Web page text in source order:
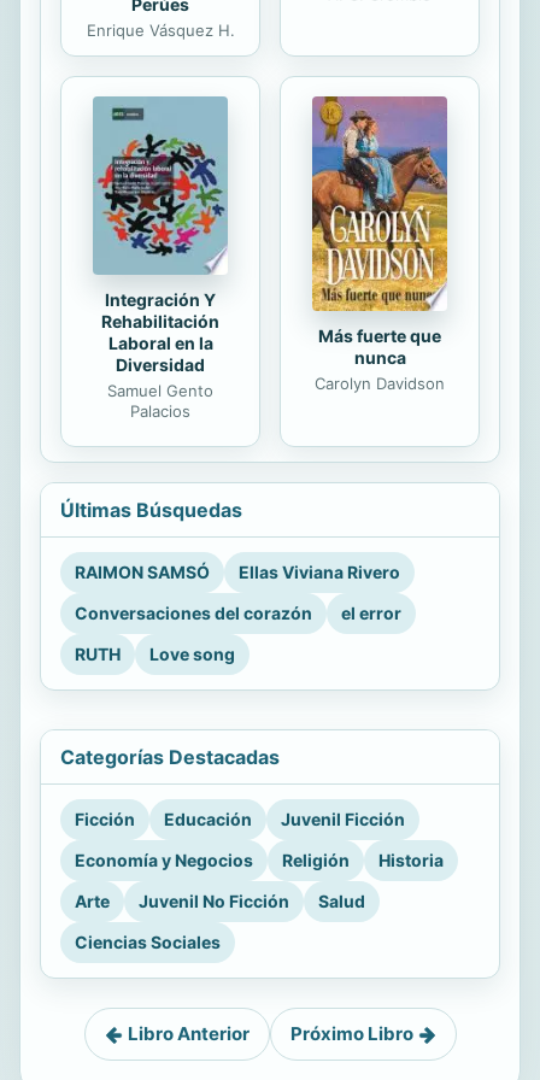
Perúes
Enrique Vásquez H.
Integración Y
Rehabilitación
Laboral en la
Diversidad
Samuel Gento
Palacios
Más fuerte que
nunca
Carolyn Davidson
Últimas Búsquedas
RAIMON SAMSÓ
Ellas Viviana Rivero
Conversaciones del corazón
el error
RUTH
Love song
Categorías Destacadas
Ficción Educación
Juvenil Ficción
Economía y Negocios
Religión
Historia
Arte
Juvenil No Ficción
Salud
Ciencias Sociales
Libro Anterior Próximo Libro